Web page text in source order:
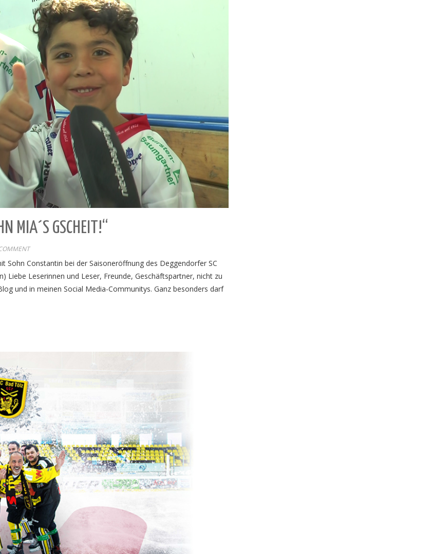
MIA´S GSCHEIT!“
Sohn Constantin bei der Saisoneröffnung des Deggendorfer SC
Liebe Leserinnen und Leser, Freunde, Geschäftspartner, nicht zu
und in meinen Social Media-Communitys. Ganz besonders darf